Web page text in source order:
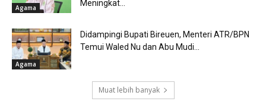
Agama
Meningkat...
Agama
Didampingi Bupati Bireuen, Menteri ATR/BPN
Temui Waled Nu dan Abu Mudi...
Muat lebih banyak